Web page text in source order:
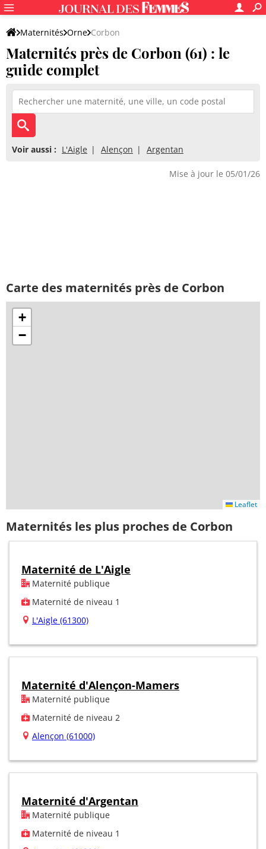
Maternités Orne Corbon
Maternités près de Corbon (61) : le
guide complet
Voir aussi : L'Aigle Alençon Argentan
Mise à jour le 05/01/26
Carte des maternités près de Corbon
+
−
Leaflet
Maternités les plus proches de Corbon
Maternité de L'Aigle
Maternité publique
Maternité de niveau 1
L'Aigle (61300)
Maternité d'Alençon-Mamers
Maternité publique
Maternité de niveau 2
Alençon (61000)
Maternité d'Argentan
Maternité publique
Maternité de niveau 1